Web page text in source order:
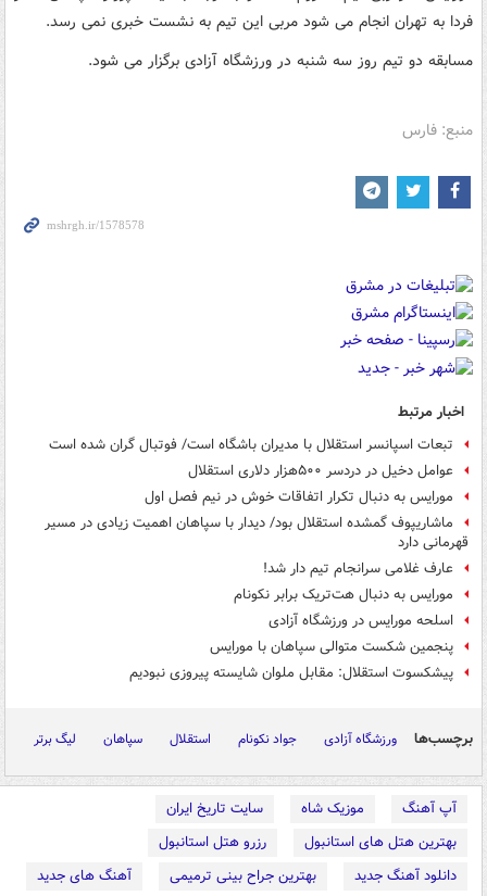
فردا به تهران انجام می شود مربی این تیم به نشست خبری نمی رسد.
مسابقه دو تیم روز سه شنبه در ورزشگاه آزادی برگزار می شود.
منبع: فارس
اخبار مرتبط
تبعات اسپانسر استقلال با مدیران باشگاه است/ فوتبال گران شده است
عوامل دخیل در دردسر ۵۰۰هزار دلاری استقلال
مورایس به دنبال تکرار اتفاقات خوش در نیم فصل اول
ماشاریپوف گمشده استقلال بود/ دیدار با سپاهان اهمیت زیادی در مسیر
قهرمانی دارد
عارف غلامی سرانجام تیم دار شد!
مورایس به دنبال هت‌تریک برابر نکونام
اسلحه مورایس در ورزشگاه آزادی
پنجمین شکست متوالی سپاهان با مورایس
پیشکسوت استقلال: مقابل ملوان شایسته پیروزی نبودیم
برچسب‌ها ورزشگاه آزادی جواد نکونام استقلال سپاهان لیگ برتر
آپ آهنگ موزیک شاه
سایت تاریخ ایران
بهترین هتل های استانبول
رزرو هتل استانبول
دانلود آهنگ جدید
بهترین جراح بینی ترمیمی
آهنگ های جدید